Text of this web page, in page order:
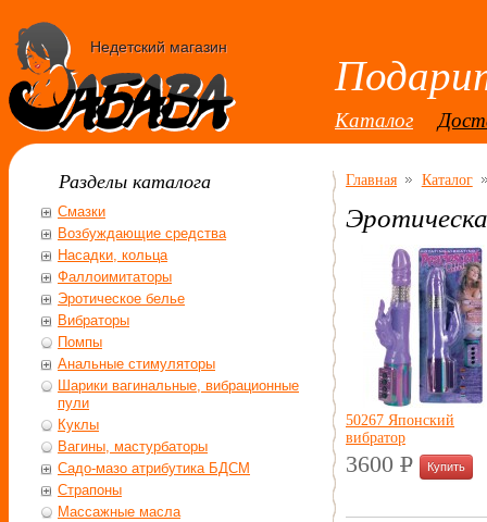
Недетский магазин
Каталог
Главная Каталог
50267 Японский
вибратор
3600 P
УБ.
Разделы каталога
Смазки
Возбуждающие средства
Насадки, кольца
Фаллоимитаторы
Эротическое белье
Вибраторы
Помпы
Анальные стимуляторы
Шарики вагинальные, вибрационные
пули
Куклы
Вагины, мастурбаторы
Садо-мазо атрибутика БДСМ
Страпоны
Массажные масла